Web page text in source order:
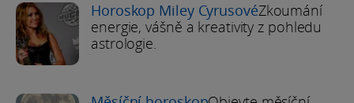
Horoskop Miley CyrusovéZkoumání
energie, vášně a kreativity z pohledu
astrologie.